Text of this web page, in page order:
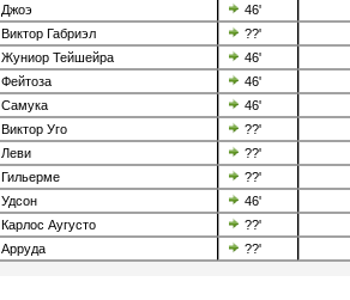
Джоэ
46'
Виктор Габриэл
??'
Жуниор Тейшейра
46'
Фейтоза
46'
Самука
46'
Виктор Уго
??'
Леви
??'
Гильерме
??'
Удсон
46'
Карлос Аугусто
??'
Арруда
??'